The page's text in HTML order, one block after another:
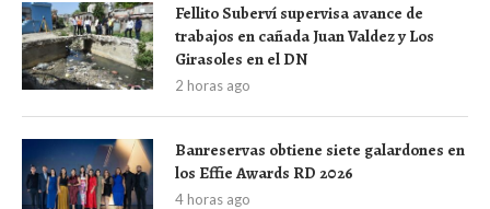
Fellito Suberví supervisa avance de
trabajos en cañada Juan Valdez y Los
Girasoles en el DN
2 horas ago
Banreservas obtiene siete galardones en
los Effie Awards RD 2026
4 horas ago